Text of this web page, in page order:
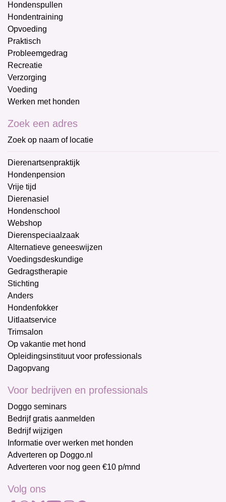
Hondenspullen
Hondentraining
Opvoeding
Praktisch
Probleemgedrag
Recreatie
Verzorging
Voeding
Werken met honden
Zoek een adres
Zoek op naam of locatie
Dierenartsenpraktijk
Hondenpension
Vrije tijd
Dierenasiel
Hondenschool
Webshop
Dierenspeciaalzaak
Alternatieve geneeswijzen
Voedingsdeskundige
Gedragstherapie
Stichting
Anders
Hondenfokker
Uitlaatservice
Trimsalon
Op vakantie met hond
Opleidingsinstituut voor professionals
Dagopvang
Voor bedrijven en professionals
Doggo seminars
Bedrijf gratis aanmelden
Bedrijf wijzigen
Informatie over werken met honden
Adverteren op Doggo.nl
Adverteren voor nog geen €10 p/mnd
Volg ons